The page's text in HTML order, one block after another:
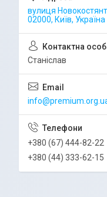
вулиця
02000, Київ, Україна
Станіслав
+380 (67) 444-82-22
+380 (44) 333-62-15